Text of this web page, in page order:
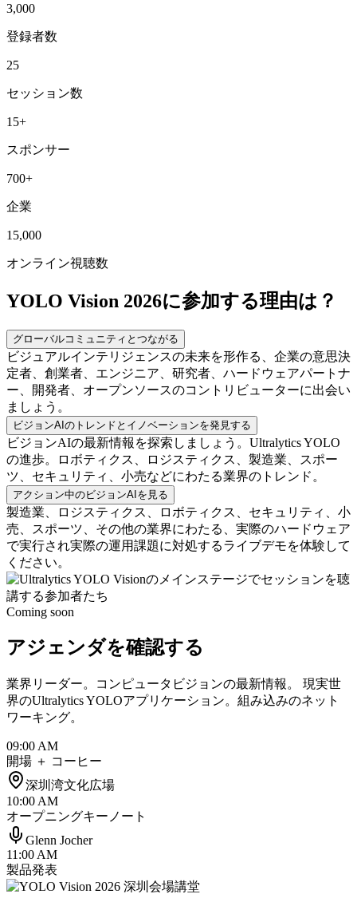
3,000
登録者数
25
セッション数
15+
スポンサー
700+
企業
15,000
オンライン視聴数
YOLO Vision 2026に参加する理由は？
グローバルコミュニティとつながる
ビジュアルインテリジェンスの未来を形作る、企業の意思決
定者、創業者、エンジニア、研究者、ハードウェアパートナ
ー、開発者、オープンソースのコントリビューターに出会い
ましょう。
ビジョンAIのトレンドとイノベーションを発見する
ビジョンAIの最新情報を探索しましょう。Ultralytics YOLO
の進歩。ロボティクス、ロジスティクス、製造業、スポー
ツ、セキュリティ、小売などにわたる業界のトレンド。
アクション中のビジョンAIを見る
製造業、ロジスティクス、ロボティクス、セキュリティ、小
売、スポーツ、その他の業界にわたる、実際のハードウェア
で実行され実際の運用課題に対処するライブデモを体験して
ください。
Coming soon
アジェンダを確認する
業界リーダー。コンピュータビジョンの最新情報。 現実世
界のUltralytics YOLOアプリケーション。組み込みのネット
ワーキング。
09:00 AM
開場 ＋ コーヒー
深圳湾文化広場
10:00 AM
オープニングキーノート
Glenn Jocher
11:00 AM
製品発表